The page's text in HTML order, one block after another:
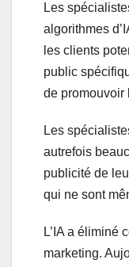
Les
algorithmes
les clients
public
de promouvoir
Les
autrefois
publicité de
qui ne sont
L’IA a éliminé
marketing.